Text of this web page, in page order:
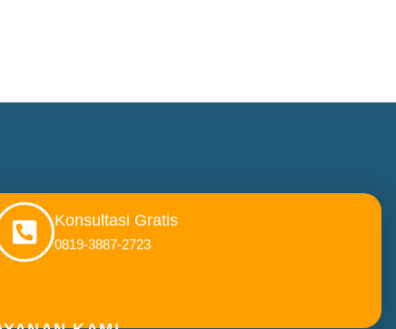
Konsultasi Gratis
0819-3887-2723